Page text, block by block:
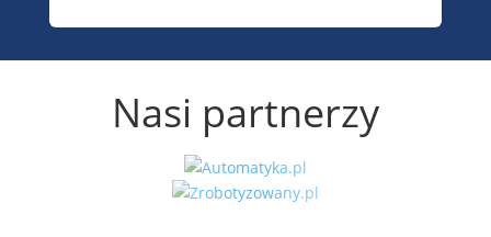
Nasi partnerzy